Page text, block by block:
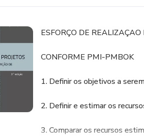
ESFORÇO DE
CONFORME PMI-PMBOK
1. Definir os objetivos a
2. Definir e estimar os
3. Comparar os recursos